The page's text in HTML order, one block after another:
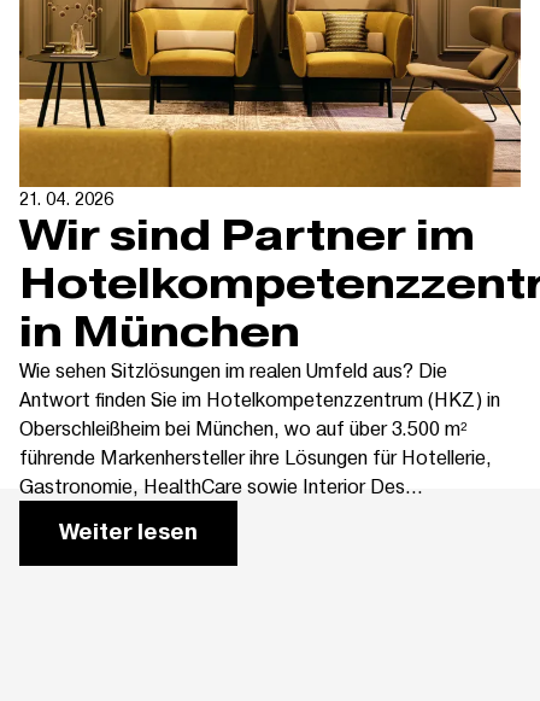
21. 04. 2026
Wir sind Partner im
in München
Wie sehen Sitzlösungen im realen Umfeld aus? Die
Antwort finden Sie im Hotelkompetenzzentrum (HKZ) in
Oberschleißheim bei München, wo auf über 3.500 m²
führende Markenhersteller ihre Lösungen für Hotellerie,
Gastronomie, HealthCare sowie Interior Des...
Weiter lesen